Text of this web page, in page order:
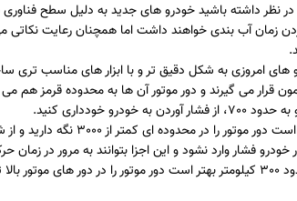
در نظر داشته باشید خودرو های جدید به دلیل سطح
زمان آب بندی خواهند داشت اما همچنان رعایت نکاتی
های امروزی به شکل دقیق تر و با ابزار های مناسب
قرار می گیرند و دور موتور آن ها به محدوده قرمز
خودرو خودداری کنید.
✅در این شرایط بهتر است
خودرو فشار وارد نشود و این اجزا بتوانند به مرور در
✅پس از آن نیز تا حدود 300 کیلومتر بهتر است دور موتور را در دور